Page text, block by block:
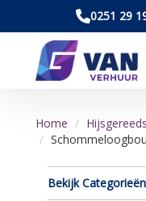
0251 29
Home
Bekijk Categorieën